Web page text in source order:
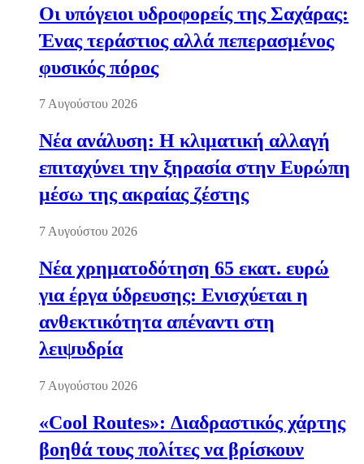
Οι υπόγειοι υδροφορείς της Σαχάρας:
Ένας τεράστιος αλλά πεπερασμένος
φυσικός πόρος
7 Αυγούστου 2026
Νέα ανάλυση: Η κλιματική αλλαγή
επιταχύνει την ξηρασία στην Ευρώπη
μέσω της ακραίας ζέστης
7 Αυγούστου 2026
Νέα χρηματοδότηση 65 εκατ. ευρώ
για έργα ύδρευσης: Ενισχύεται η
ανθεκτικότητα απέναντι στη
λειψυδρία
7 Αυγούστου 2026
«Cool Routes»: Διαδραστικός χάρτης
βοηθά τους πολίτες να βρίσκουν